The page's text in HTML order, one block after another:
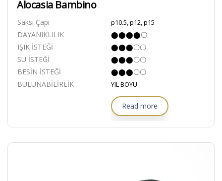
Alocasia Bambino
Saksı Çapı p10.5, p12, p15
DAYANIKLILIK ⬤⬤⬤⬤〇
IŞIK İSTEĞİ ⬤⬤⬤〇〇
SU İSTEĞİ ⬤⬤⬤〇〇
BESİN İSTEĞİ ⬤⬤⬤〇〇
BULUNABİLİRLİK YIL BOYU
Read more